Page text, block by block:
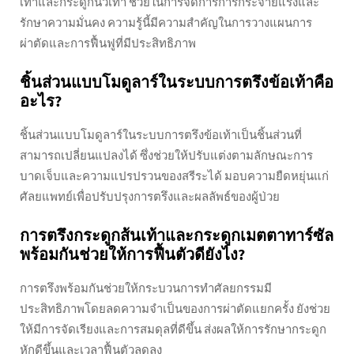
รักษาความมั่นคง ความรู้นี้มีความสำคัญในการวางแผนการ
ผ่าตัดและการฟื้นฟูที่มีประสิทธิภาพ
ชิ้นส่วนแบบโมดูลาร์ในระบบการตรึงข้อเท้าคือ
อะไร?
ชิ้นส่วนแบบโมดูลาร์ในระบบการตรึงข้อเท้าเป็นชิ้นส่วนที่
สามารถเปลี่ยนแปลงได้ ซึ่งช่วยให้ปรับแต่งตามลักษณะการ
บาดเจ็บและความแปรปรวนของสรีระได้ มอบความยืดหยุ่นแก่
ศัลยแพทย์เพื่อปรับปรุงการตรึงและผลลัพธ์ของผู้ป่วย
การตรึงกระดูกส้นเท้าและกระดูกเมตตาทาร์ซัล
พร้อมกันช่วยให้การฟื้นตัวดียังไง?
การตรึงพร้อมกันช่วยให้กระบวนการทำศัลยกรรมมี
ประสิทธิภาพโดยลดความจำเป็นของการผ่าตัดแยกครั้ง ยังช่วย
ให้มีการจัดเรียงและการสมดุลที่ดีขึ้น ส่งผลให้การรักษากระดูก
หักดีขึ้นและเวลาฟื้นตัวลดลง